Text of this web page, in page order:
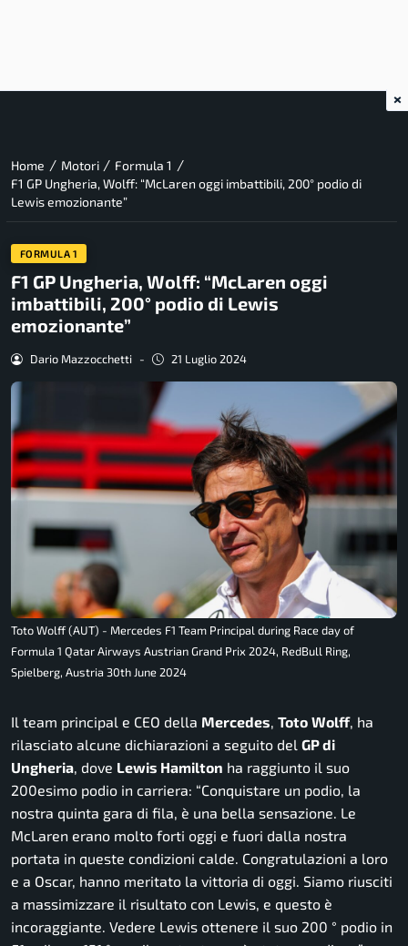
Home / Motori / Formula 1 /
F1 GP Ungheria, Wolff: “McLaren oggi imbattibili, 200° podio di
Lewis emozionante”
FORMULA 1
F1 GP Ungheria, Wolff: “McLaren oggi
imbattibili, 200° podio di Lewis
emozionante”
Dario Mazzocchetti - 21 Luglio 2024
Toto Wolff (AUT) - Mercedes F1 Team Principal during Race day of
Formula 1 Qatar Airways Austrian Grand Prix 2024, RedBull Ring,
Spielberg, Austria 30th June 2024
Il team principal e CEO della Mercedes, Toto Wolff, ha
rilasciato alcune dichiarazioni a seguito del GP di
Ungheria, dove Lewis Hamilton ha raggiunto il suo
200esimo podio in carriera: “Conquistare un podio, la
nostra quinta gara di fila, è una bella sensazione. Le
McLaren erano molto forti oggi e fuori dalla nostra
portata in queste condizioni calde. Congratulazioni a loro
e a Oscar, hanno meritato la vittoria di oggi. Siamo riusciti
a massimizzare il risultato con Lewis, e questo è
incoraggiante. Vedere Lewis ottenere il suo 200 ° podio in
×